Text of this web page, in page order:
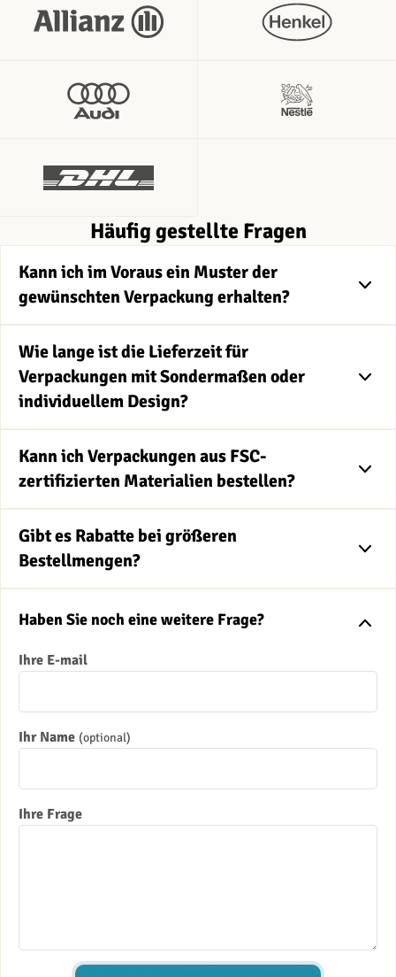
Häufig gestellte Fragen
Kann ich im Voraus ein Muster der
gewünschten Verpackung erhalten?
Wie lange ist die Lieferzeit für
Verpackungen mit Sondermaßen oder
individuellem Design?
Kann ich Verpackungen aus FSC-
zertifizierten Materialien bestellen?
Gibt es Rabatte bei größeren
Bestellmengen?
Haben Sie noch eine weitere Frage?
Ihre E-mail
Ihr Name (optional)
Ihre Frage